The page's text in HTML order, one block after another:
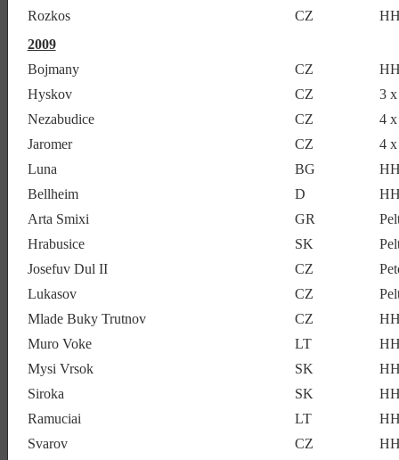
Rozkos
CZ
2009
Bojmany
CZ
Hyskov
CZ
3
Nezabudice
CZ
4
Jaromer
CZ
4
Luna
BG
Bellheim
D
Arta Smixi
GR
Hrabusice
SK
Josefuv Dul II
CZ
Lukasov
CZ
Mlade Buky Trutnov
CZ
Muro Voke
LT
Mysi Vrsok
SK
Siroka
SK
Ramuciai
LT
Svarov
CZ